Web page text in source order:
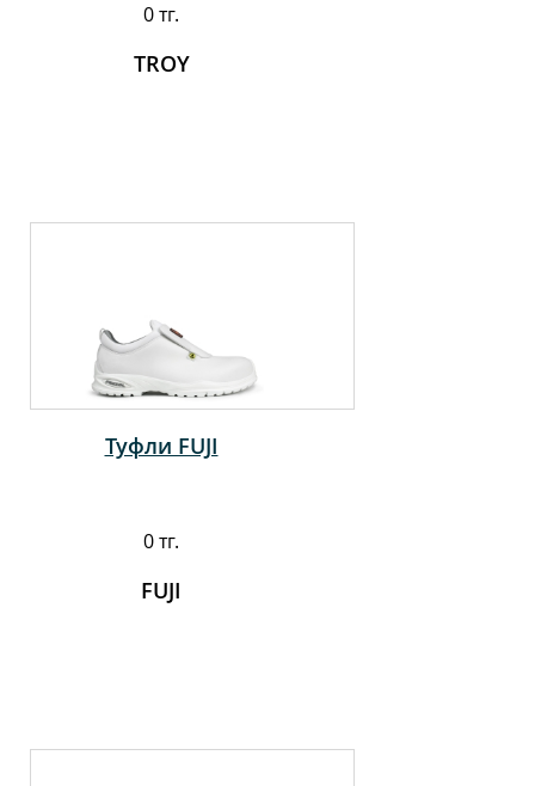
0 тг.
TROY
Туфли FUJI
0 тг.
FUJI